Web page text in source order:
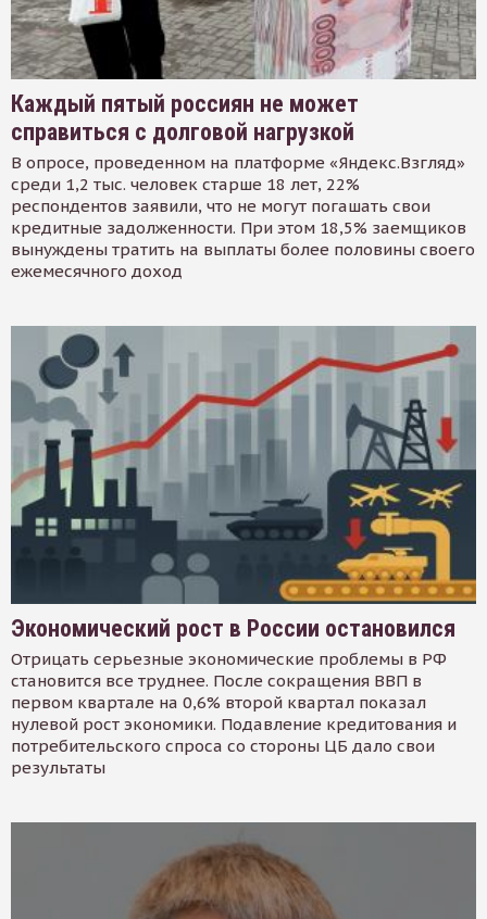
Каждый пятый россиян не может
справиться с долговой нагрузкой
В опросе, проведенном на платформе «Яндекс.Взгляд»
среди 1,2 тыс. человек старше 18 лет, 22%
респондентов заявили, что не могут погашать свои
кредитные задолженности. При этом 18,5% заемщиков
вынуждены тратить на выплаты более половины своего
ежемесячного доход
Экономический рост в России остановился
Отрицать серьезные экономические проблемы в РФ
становится все труднее. После сокращения ВВП в
первом квартале на 0,6% второй квартал показал
нулевой рост экономики. Подавление кредитования и
потребительского спроса со стороны ЦБ дало свои
результаты